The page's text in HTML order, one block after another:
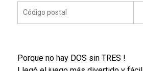
Porque no hay DOS sin TRES !